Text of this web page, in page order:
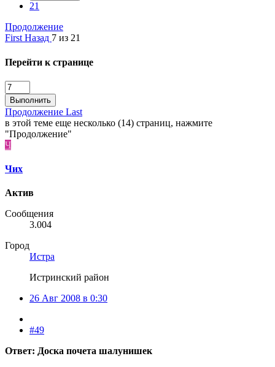
21
Продолжение
First Назад 7 из 21
Перейти к странице
Выполнить
Продолжение Last
в этой теме еще несколько (14) страниц, нажмите
"Продолжение"
Ч
Чих
Актив
Сообщения
3.004
Город
Истра
Истринский район
26 Авг 2008 в 0:30
#49
Ответ: Доска почета шалунишек